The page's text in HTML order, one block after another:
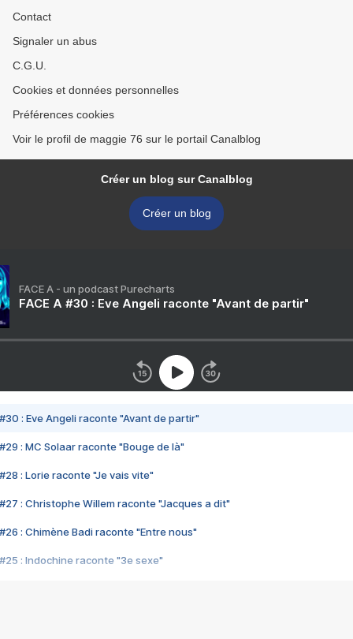
Contact
Signaler un abus
C.G.U.
Cookies et données personnelles
Préférences cookies
Voir le profil de maggie 76 sur le portail Canalblog
Créer un blog sur Canalblog
Créer un blog
FACE A - un podcast Purecharts
FACE A #30 : Eve Angeli raconte "Avant de partir"
#30 : Eve Angeli raconte "Avant de partir"
#29 : MC Solaar raconte "Bouge de là"
#28 : Lorie raconte "Je vais vite"
#27 : Christophe Willem raconte "Jacques a dit"
#26 : Chimène Badi raconte "Entre nous"
#25 : Indochine raconte "3e sexe"